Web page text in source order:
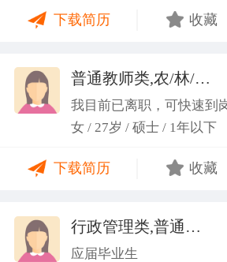
务； 学习能力：有清晰的自我定位
做事认真细心，具有较强的执行
良好的职业操 守和团队协作精神。
下载简历 收藏
普通教师类,农/林/牧/渔业
我目前已离职，可快速到
女 / 27岁 / 硕士 / 1年以下
下载简历 收藏
行政管理类,普通教师类
应届毕业生